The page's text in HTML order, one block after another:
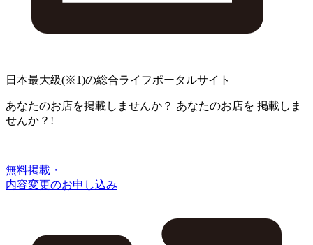
日本最大級(※1)の総合ライフポータルサイト
あなたのお店を掲載しませんか？ あなたのお店を 掲載しま
せんか？!
無料掲載・
内容変更のお申し込み